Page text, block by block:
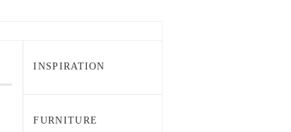
INSPIRATION
FURNITURE